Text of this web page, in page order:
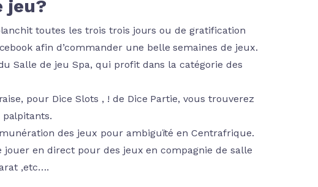
jeu?
toutes les trois trois jours ou de gratification
afin d’commander une belle semaines de jeux.
Salle de jeu Spa, qui profit dans la catégorie des
pour Dice Slots , ! de Dice Partie, vous trouverez
des jeux pour ambiguïté en Centrafrique.
en direct pour des jeux en compagnie de salle
,etc….